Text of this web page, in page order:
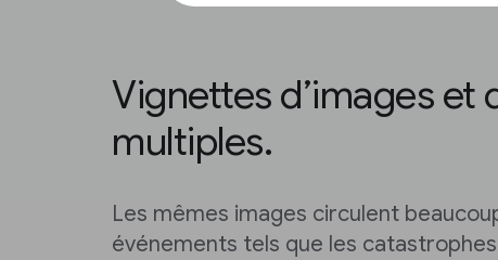
Vignettes d’images et
multiples.
Les mêmes images circulent
événements tels que les